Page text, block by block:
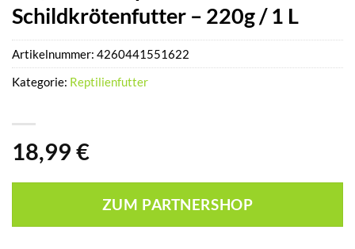
Schildkrötenfutter – 220g / 1 L
18,99 €
ZUM PARTNERSHOP
Artikelnummer: 4260441551622
Kategorie: Reptilienfutter